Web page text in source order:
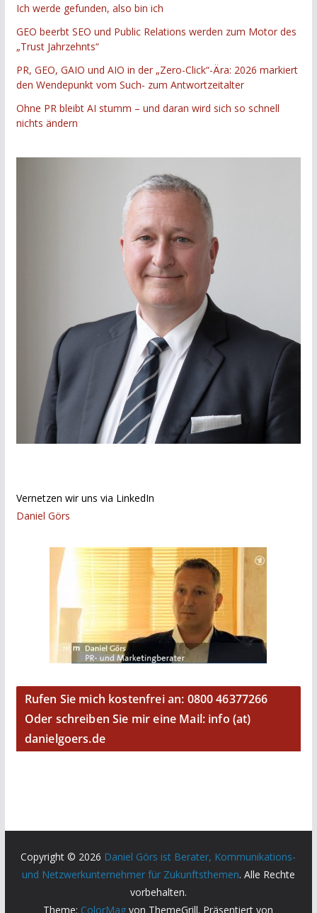
Ich werde gefunden, also bin ich
GEO beerbt SEO und Public Relations werden zum Motor des
„Trust Jahrzehnts“
PR, GEO, GAIO und AIO in der „Zero-Click“-Ära: 2026 markiert
den Wendepunkt vom Such- zum Antwortzeitalter
Ohne PR bleibt AI stumm – und daran wird sich so schnell
nichts ändern
Vernetzen wir uns via LinkedIn
Daniel Görs
Rufen Sie mich kostenfrei an: 0800 46377266
Oder schreiben Sie mir eine Mail: info (at)
danielgoers.de
Copyright © 2026 Daniel Görs ist Berater, Kommunikations-
und Netzwerkunternehmer für Zukunftsthemen. Alle Rechte
vorbehalten.
Theme: ColorMag von ThemeGrill. Präsentiert von